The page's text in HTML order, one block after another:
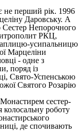
не перший рік. 1996
Даровську. А
Сестер Непорочного
РКЦ,
усипальницю
Марцеліни
- одне з
поряд із
Свято-Успенською
Святого Розарію
сестер-
колосальну роботу
де спочивають